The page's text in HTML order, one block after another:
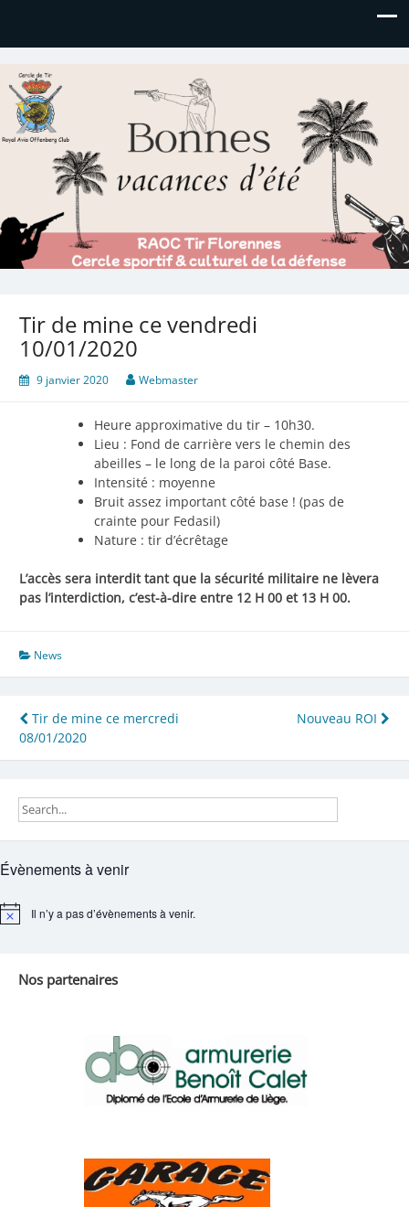
Royal AOC Florennes
Section TIR de l'AVIA
Tir de mine ce vendredi
10/01/2020
9 janvier 2020 Webmaster
Heure approximative du tir – 10h30.
Lieu : Fond de carrière vers le chemin des
abeilles – le long de la paroi côté Base.
Intensité : moyenne
Bruit assez important côté base ! (pas de
crainte pour Fedasil)
Nature : tir d’écrêtage
L’accès sera interdit tant que la sécurité militaire ne lèvera
pas l’interdiction, c’est-à-dire entre 12 H 00 et 13 H 00.
News
Navigation
de
Tir de mine ce mercredi
08/01/2020
Nouveau ROI
Évènements à venir
Notice Il n’y a pas d’évènements à venir.
Nos partenaires